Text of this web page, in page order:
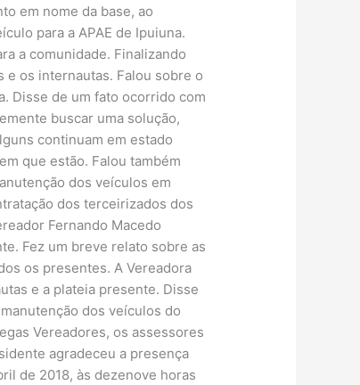
em nome da base, ao
para a APAE de Ipuiuna.
a comunidade. Finalizando
os internautas. Falou sobre o
Disse de um fato ocorrido com
buscar uma solução,
continuam em estado
que estão. Falou também
dos veículos em
dos terceirizados dos
Fernando Macedo
Fez um breve relato sobre as
os presentes. A Vereadora
e a plateia presente. Disse
dos veículos do
Vereadores, os assessores
agradeceu a presença
de 2018, às dezenove horas